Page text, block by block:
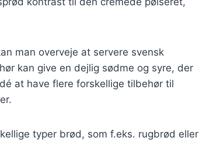
man overveje at servere svensk
kan give en dejlig sødme og syre, der
at have flere forskellige tilbehør til
typer brød, som f.eks. rugbrød eller